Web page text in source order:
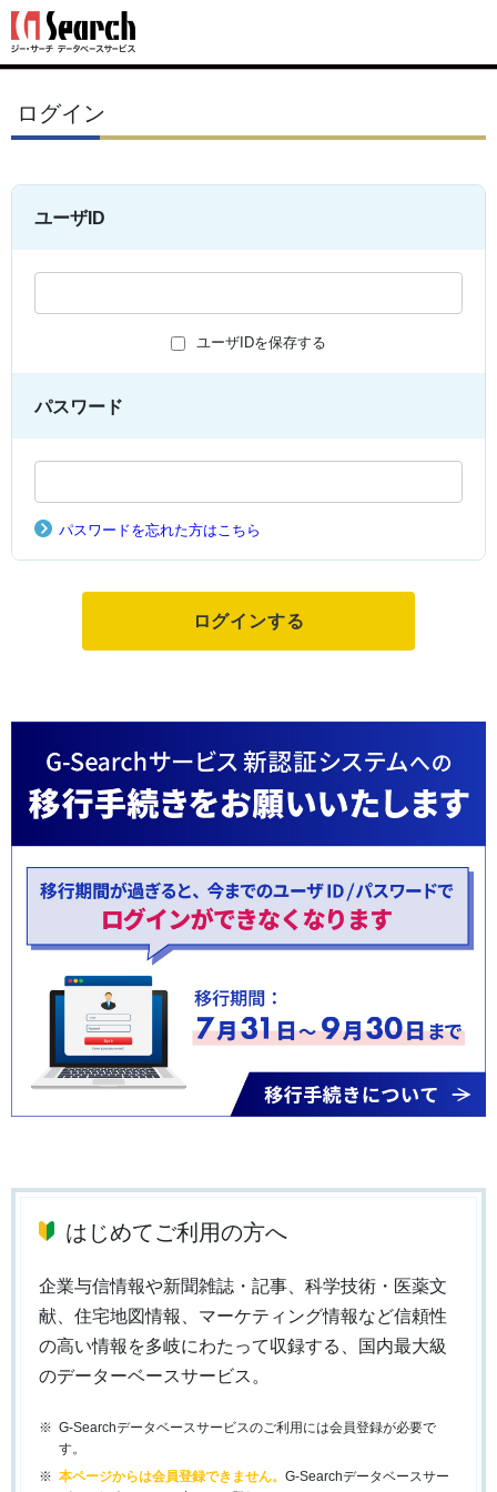
ログイン
ユーザID
ユーザIDを保存する
パスワード
パスワードを忘れた方はこちら
はじめてご利用の方へ
企業与信情報や新聞雑誌・記事、科学技術・医薬文
献、住宅地図情報、マーケティング情報など信頼性
の高い情報を多岐にわたって収録する、国内最大級
のデーターベースサービス。
G-Searchデータベースサービスのご利用には会員登録が必要で
す。
本ページからは会員登録できません。 G-Searchデータベースサー